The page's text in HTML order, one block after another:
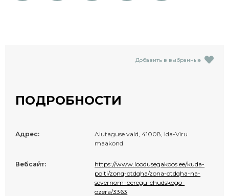
Добавить в выбранные
ПОДРОБНОСТИ
Адрес:
Alutaguse vald, 41008, Ida-Viru
maakond
Вебсайт:
https://www.loodusegakoos.ee/kuda-
poiti/zonq-otdqha/zona-otdqha-na-
severnom-beregu-chudskogo-
ozera/3363